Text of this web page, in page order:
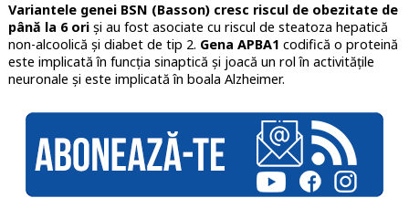
Variantele genei BSN (Basson) cresc riscul de obezitate de
până la 6 oriși au fost asociate cu riscul de steatoza hepatică
non-alcoolică și diabet de tip 2. Gena APBA1 codifică o proteină
este implicată în funcția sinaptică și joacă un rol în activitățile
neuronale și este implicată în boala Alzheimer.